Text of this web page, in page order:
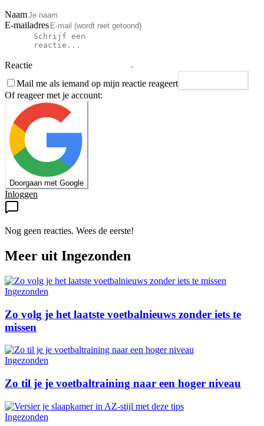
Naam
E-mailadres
Reactie
Mail me als iemand op mijn reactie reageert
Of reageer met je account:
Doorgaan met Google
Inloggen
Nog geen reacties. Wees de eerste!
Meer uit Ingezonden
Ingezonden
Zo volg je het laatste voetbalnieuws zonder iets te
missen
Ingezonden
Zo til je je voetbaltraining naar een hoger niveau
Ingezonden